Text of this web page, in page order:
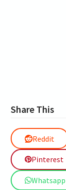
Share This
Reddit
Pinterest
Whatsapp